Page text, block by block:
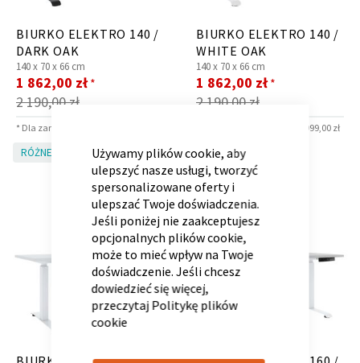
COOKIE
Używamy plików cookie, aby
ulepszyć nasze usługi, tworzyć
spersonalizowane oferty i
ulepszać Twoje doświadczenia.
Jeśli poniżej nie zaakceptujesz
opcjonalnych plików cookie,
może to mieć wpływ na Twoje
doświadczenie. Jeśli chcesz
dowiedzieć się więcej,
przeczytaj Politykę plików
cookie
BIURKO ELEKTRO 140 /
DARK OAK
140 x 70 x 66 cm
2 190,00 zł
Cena
promocyjna
1 862,00 zł *
* Dla zamówień powyżej 6 999,00 zł
BIURKO ELEKTRO 140 /
WHITE OAK
140 x 70 x 66 cm
2 190,00 zł
Cena
promocyjna
1 862,00 zł *
* Dla zamówień powyżej 6 999,00 zł
RÓŻNE KOLORY! RÓŻNE KOLORY!
Kontenerek Półka i szafka wisząca
Toaletka